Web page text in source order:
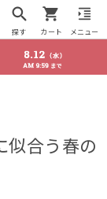
探す カート メニュー
似合う春の